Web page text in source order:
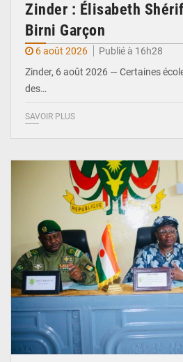
Zinder : Élisabeth
Birni Garçon
6 août 2026
Publié à 16h28
Zinder, 6 août 2026 — Certaines
des…
SAVOIR PLUS